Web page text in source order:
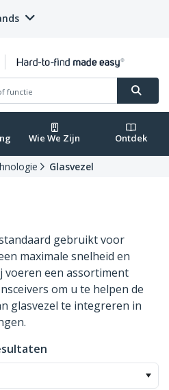
Wie We Zijn Ontdek
Glasvezel
gebruikt voor
maximale snelheid en
voeren een assortiment
om u te helpen de
glasvezel te integreren in